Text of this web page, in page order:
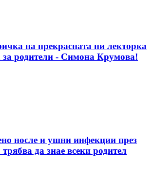
на прекрасната ни лекторка
родители - Симона Крумова!
носле и ушни инфекции през
да знае всеки родител